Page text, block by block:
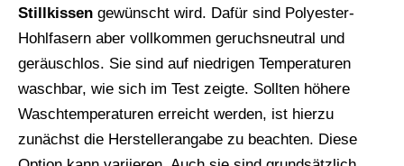
Stillkissen gewünscht wird. Dafür sind Polyester-
Hohlfasern aber vollkommen geruchsneutral und
geräuschlos. Sie sind auf niedrigen Temperaturen
waschbar, wie sich im Test zeigte. Sollten höhere
Waschtemperaturen erreicht werden, ist hierzu
zunächst die Herstellerangabe zu beachten. Diese